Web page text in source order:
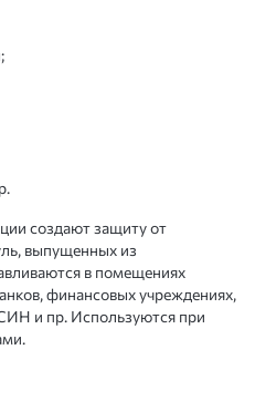
создают защиту от
выпущенных из
в помещениях
финансовых учреждениях,
и пр. Используются при